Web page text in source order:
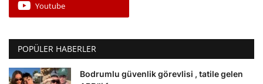
Bodrum Nöbetçi Eczaneler
Köşe Yazarları
Spor
Youtube
POPÜLER HABERLER
Bodrumlu güvenlik görevlisi , tatile gelen